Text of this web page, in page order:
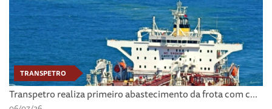
TRANSPETRO
Transpetro realiza primeiro abastecimento da frota com c...